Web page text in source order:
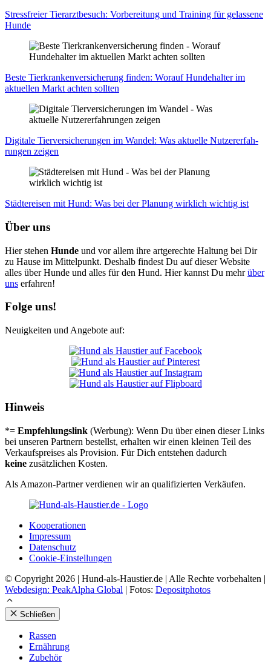
Stress­frei­er Tier­arzt­be­such: Vor­be­rei­tung und Trai­ning für gelas­se­ne
Hun­de
Bes­te Tier­kran­ken­ver­si­che­rung fin­den: Wor­auf Hun­de­hal­ter im
aktu­el­len Markt ach­ten soll­ten
Digi­ta­le Tier­ver­si­che­run­gen im Wan­del: Was aktu­el­le Nut­zer­er­fah­
run­gen zei­gen
Städ­te­rei­sen mit Hund: Was bei der Pla­nung wirk­lich wich­tig ist
Über uns
Hier stehen Hunde und vor allem ihre artgerechte Haltung bei Dir
zu Hause im Mittelpunkt. Deshalb findest Du auf dieser Website
alles über Hunde und alles für den Hund. Hier kannst Du mehrüber
uns erfahren!
Folge uns!
Neuigkeiten und Angebote auf:
Hinweis
*= Empfehlungslink (Werbung): Wenn Du über einen dieser Links
bei unseren Partnern bestellst, erhalten wir einen kleinen Teil des
Verkaufspreises als Provision. Für Dich entstehen dadurch
keine zusätzlichen Kosten.
Als Amazon-Partner verdienen wir an qualifizierten Verkäufen.
Koope­ra­tio­nen
Impres­sum
Daten­schutz
Coo­kie-Ein­stel­lun­gen
© Copyright 2026 | Hund-als-Haustier.de | Alle Rechte vorbehalten |
Webdesign: PeakAlpha Global | Fotos: Depositphotos
Schließen
Ras­sen
Ernäh­rung
Zube­hör